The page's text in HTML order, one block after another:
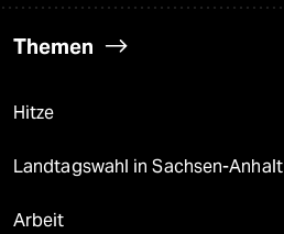
Themen
Hitze
Landtagswahl in Sachsen-Anhalt
Arbeit